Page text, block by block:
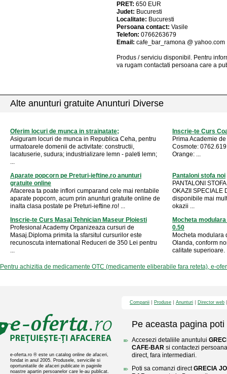
PRET: 650 EUR
Judet: Bucuresti
Localitate: Bucuresti
Persoana contact: Vasile
Telefon: 0766263679
Email: cafe_bar_ramona @ yahoo.com
Produs / serviciu disponibil . Pentru
va rugam contactati persoana care a
Alte anunturi gratuite Anunturi Diverse
Oferim locuri de munca in strainatate;
Asiguram locuri de munca in Republica Ceha, pentru
urmatoarele domenii de activitate: constructii,
lacatuserie, sudura; industrializare lemn - paleti lemn;
...
Inscrie-te Curs
Prima Academie
Cosmote:
Orange: ...
Aparate popcorn pe Preturi-ieftine.ro anunturi
gratuite online
Afacerea ta poate inflori cumparand cele mai rentabile
aparate popcorn, acum prin anunturi gratuite online de
inalta clasa postate pe Preturi-ieftine.ro! ...
Pantaloni stofa noi
PANTALONI
OKAZII SPECIALE
disponibile mai
okazii ...
Inscrie-te Curs Masaj Tehnician Maseur Ploiesti
Profesional Academy Organizeaza cursuri de
Masaj.Diploma primita la sfarsitul cursurilor este
recunoscuta international Reduceri de 350 Lei pentru
...
Mocheta
0.50
Mocheta modulara
Olanda, conform
calitate superioare.
Pentru achizitia de medicamente OTC (medicamente eliberabile fara reteta), e-
e-oferta.ro ® este un catalog online de afaceri,
fondat in anul 2005. Produsele, serviciile si
oportunitatile de afaceri publicate in paginile
noastre apartin persoanelor care le-au publicat.
Companii Produse Anunturi Director web
Pe aceasta pagina poti
Accesezi detaliile anuntului
CAFE-BAR si contactezi
direct, fara intermediari.
Poti sa comanzi directGRECIA